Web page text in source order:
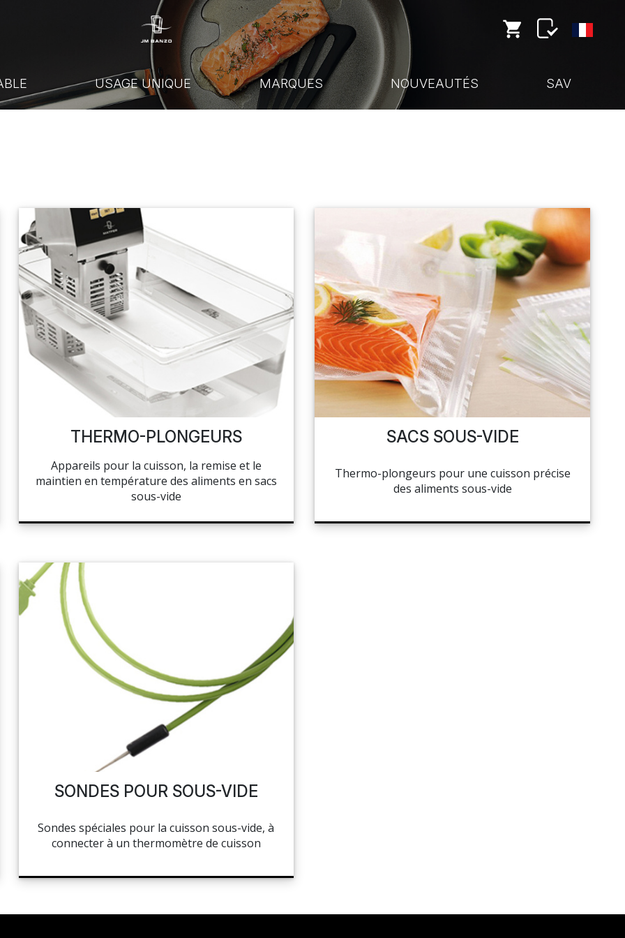
USAGE UNIQUE MARQUES NOUVEAUTÉS SAV
THERMO-PLONGEURS
Appareils pour la cuisson, la remise et le
maintien en température des aliments en sacs
sous-vide
SACS SOUS-VIDE
Thermo-plongeurs pour une cuisson précise
des aliments sous-vide
SONDES POUR SOUS-VIDE
Sondes spéciales pour la cuisson sous-vide, à
connecter à un thermomètre de cuisson